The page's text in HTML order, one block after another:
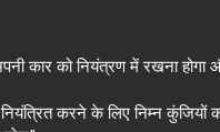
70
कार को नियंत्रण में रखना
करने के लिए निम्न कुंजियों